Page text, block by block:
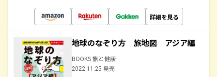
詳細を見る
地球のなぞり方 旅地図 アジア編
BOOKS 旅と健康
2022.11.25 発売